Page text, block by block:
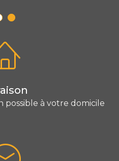
possible à votre domicile